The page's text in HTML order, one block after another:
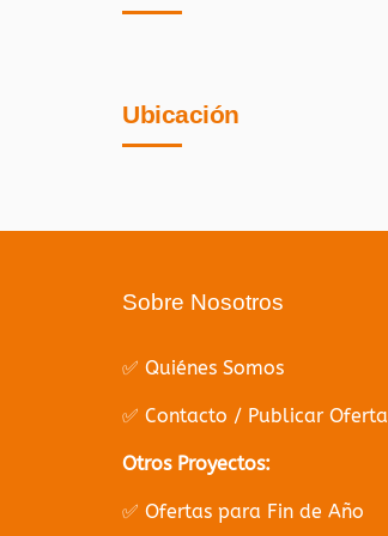
Ubicación
Sobre Nosotros
✅ Quiénes Somos
✅ Contacto / Publicar Oferta
Otros Proyectos:
✅ Ofertas para Fin de Año